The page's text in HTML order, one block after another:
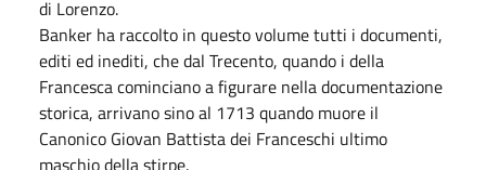
di Lorenzo.
Banker ha raccolto in questo volume tutti i documenti,
editi ed inediti, che dal Trecento, quando i della
Francesca cominciano a figurare nella documentazione
storica, arrivano sino al 1713 quando muore il
Canonico Giovan Battista dei Franceschi ultimo
maschio della stirpe.